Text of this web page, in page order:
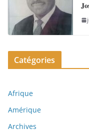
Catégories
Afrique
Amérique
Archives